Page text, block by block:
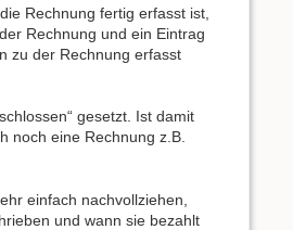
Rechnung fertig erfasst ist,
Rechnung und ein Eintrag
zu der Rechnung erfasst
gesetzt. Ist damit
noch eine Rechnung z.B.
einfach nachvollziehen,
und wann sie bezahlt